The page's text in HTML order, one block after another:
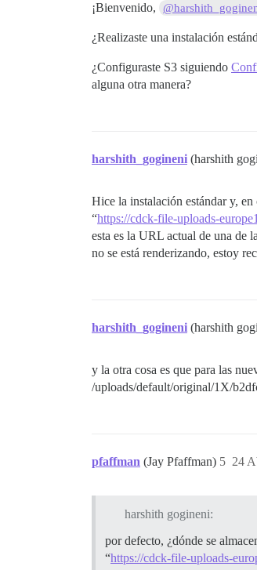
¡Bienvenido,
¿Realizaste una instalación
¿Configuraste S3 siguiendo
alguna otra manera?
harshith_gogineni (harshith
Hice la instalación estándar y,
“https://cdck-file-uploads-
esta es la URL actual de una de
no se está renderizando, estoy
harshith_gogineni (harshith
y la otra cosa es que para las
/uploads/default/original/1X/
pfaffman (Jay Pfaffman) 24
5
harshith gogineni:
por defecto, ¿dónde se
“https://cdck-file-uploads-